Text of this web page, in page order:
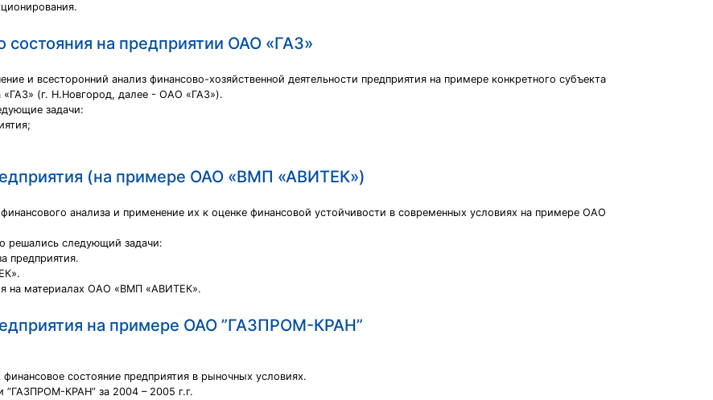
состояния на предприятии ОАО «ГАЗ»
и всесторонний анализ финансово-хозяйственной деятельности предприятия на примере конкретного субъекта
«ГАЗ» (г. Н.Новгород, далее - ОАО «ГАЗ»).
задачи:
(на примере ОАО «ВМП «АВИТЕК»)
анализа и применение их к оценке финансовой устойчивости в современных условиях на примере ОАО
решались следующий задачи:
предприятия.
на материалах ОАО «ВМП «АВИТЕК».
на примере ОАО ”ГАЗПРОМ-КРАН”
состояние предприятия в рыночных условиях.
”ГАЗПРОМ-КРАН” за 2004 – 2005 г.г.